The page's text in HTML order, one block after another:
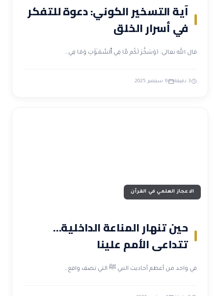
آية التسخير الكوني: دعوة للتفكر
في أسرار الخلق
قال الله تعالى: ﴿وَسَخَّرَ لَكُم مَّا فِي ٱلسَّمَـٰوَٰتِ وَمَا فِي…
3 دقيقة 9 سبتمبر 2025
الاعجاز العلمي في القرآن
حين تنهار المناعة الداخلية…
تتداعى الأمم علينا
في واحد من أعظم أحاديث النبي ﷺ التي تصف واقع…